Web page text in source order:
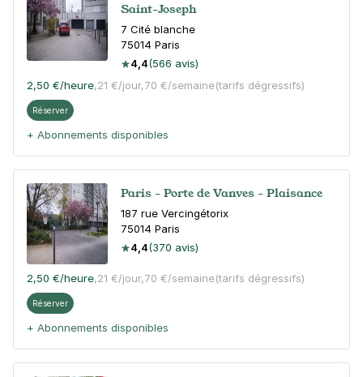
Saint-Joseph
7 Cité blanche
75014 Paris
4,4(566 avis)
2,50 €/heure,21 €/jour,70 €/semaine(tarifs dégressifs)
Réserver
+ Abonnements disponibles
Paris - Porte de Vanves - Plaisance
187 rue Vercingétorix
75014 Paris
4,4(370 avis)
2,50 €/heure,21 €/jour,70 €/semaine(tarifs dégressifs)
Réserver
+ Abonnements disponibles